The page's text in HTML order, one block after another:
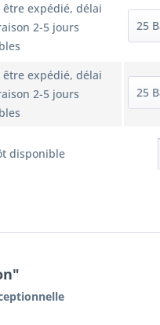
être expédié, délai
2-5 jours
être expédié, délai
2-5 jours
disponible